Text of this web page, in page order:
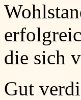
die sich
Gut